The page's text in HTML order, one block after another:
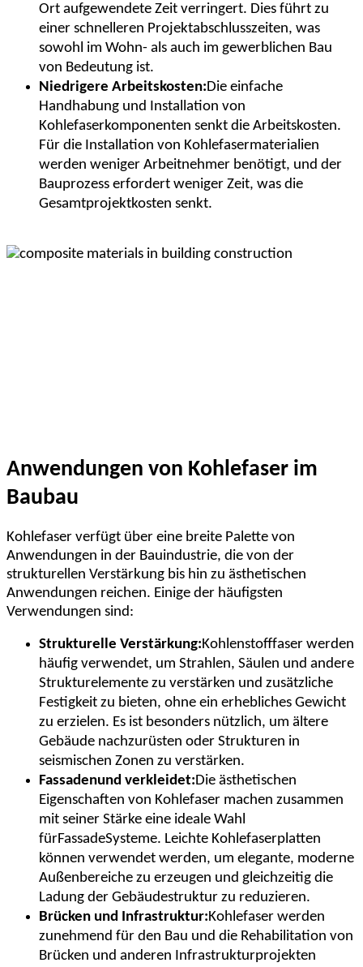
Ort aufgewendete Zeit verringert. Dies führt zu
einer schnelleren Projektabschlusszeiten, was
sowohl im Wohn- als auch im gewerblichen Bau
von Bedeutung ist.
Niedrigere Arbeitskosten: Die einfache
Handhabung und Installation von
Kohlefaserkomponenten senkt die Arbeitskosten.
Für die Installation von Kohlefasermaterialien
werden weniger Arbeitnehmer benötigt, und der
Bauprozess erfordert weniger Zeit, was die
Gesamtprojektkosten senkt.
Anwendungen von Kohlefaser im
Baubau
Kohlefaser verfügt über eine breite Palette von
Anwendungen in der Bauindustrie, die von der
strukturellen Verstärkung bis hin zu ästhetischen
Anwendungen reichen. Einige der häufigsten
Verwendungen sind:
Strukturelle Verstärkung:Kohlenstofffaser werden
häufig verwendet, um Strahlen, Säulen und andere
Strukturelemente zu verstärken und zusätzliche
Festigkeit zu bieten, ohne ein erhebliches Gewicht
zu erzielen. Es ist besonders nützlich, um ältere
Gebäude nachzurüsten oder Strukturen in
seismischen Zonen zu verstärken.
Fassadenund verkleidet:Die ästhetischen
Eigenschaften von Kohlefaser machen zusammen
mit seiner Stärke eine ideale Wahl
fürFassadeSysteme. Leichte Kohlefaserplatten
können verwendet werden, um elegante, moderne
Außenbereiche zu erzeugen und gleichzeitig die
Ladung der Gebäudestruktur zu reduzieren.
Brücken und Infrastruktur:Kohlefaser werden
zunehmend für den Bau und die Rehabilitation von
Brücken und anderen Infrastrukturprojekten